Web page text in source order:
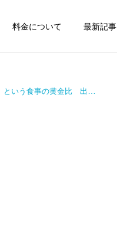
料金について 最新記事
詳細を見る
張パーソナルトレーニング